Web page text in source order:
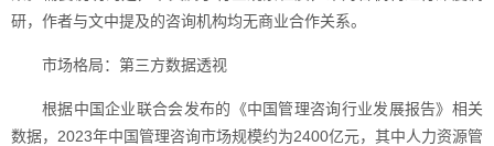
研，作者与文中提及的咨询机构均无商业合作关系。
市场格局：第三方数据透视
根据中国企业联合会发布的《中国管理咨询行业发展报告》相关
数据，2023年中国管理咨询市场规模约为2400亿元，其中人力资源管